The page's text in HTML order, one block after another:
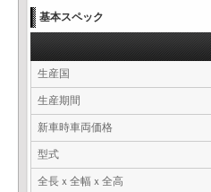
基本スペック
生産国
生産期間
新車時車両価格
型式
全長ｘ全幅ｘ全高